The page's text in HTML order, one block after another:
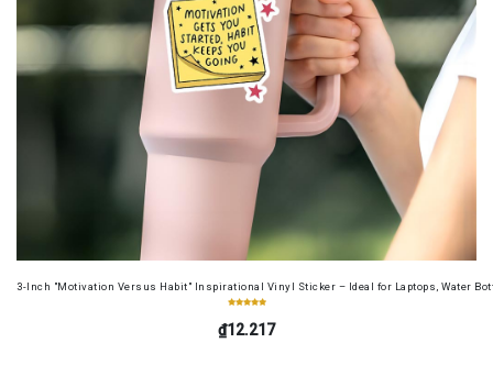
3-Inch "Motivation Versus Habit" Inspirational Vinyl Sticker – Ideal for Laptops, Water
₫12.217